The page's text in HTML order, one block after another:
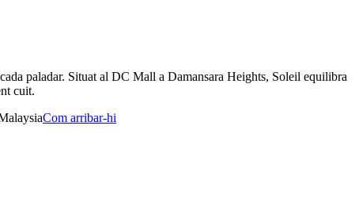
paladar. Situat al DC Mall a Damansara Heights, Soleil equilibra
cuit.
Com arribar-hi